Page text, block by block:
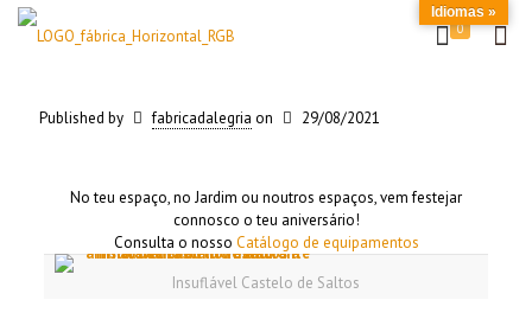
0
Published by fabricadalegria on 29/08/2021
No teu espaço, no Jardim ou noutros espaços, vem festejar
connosco o teu aniversário!
Consulta o nosso Catálogo de equipamentos
Insuflável Castelo de Saltos
Idiomas »